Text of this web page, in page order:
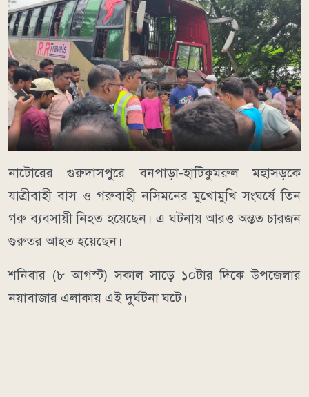
নাটোরের গুরুদাসপুরে বনপাড়া-হাটিকুমরুল মহাসড়কে
যাত্রীবাহী বাস ও গরুবাহী নসিমনের মুখোমুখি সংঘর্ষে তিন
গরু ব্যবসায়ী নিহত হয়েছেন। এ ঘটনায় আরও অন্তত চারজন
গুরুতর আহত হয়েছেন।
শনিবার (৮ আগস্ট) সকাল সাড়ে ১০টার দিকে উপজেলার
নয়াবাজার এলাকায় এই দুর্ঘটনা ঘটে।